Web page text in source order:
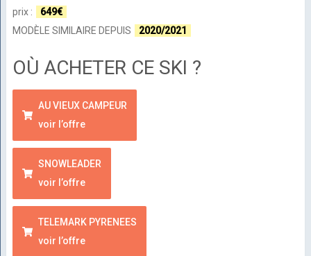
prix :
649€
MODÈLE SIMILAIRE DEPUIS
2020/2021
OÙ ACHETER CE SKI ?
AU VIEUX CAMPEUR
voir l’offre
SNOWLEADER
voir l’offre
TELEMARK PYRENEES
voir l’offre